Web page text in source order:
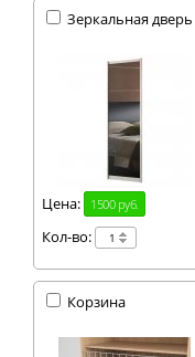
Зеркальная дверь
Цена: 1500 руб.
Кол-во:
Корзина